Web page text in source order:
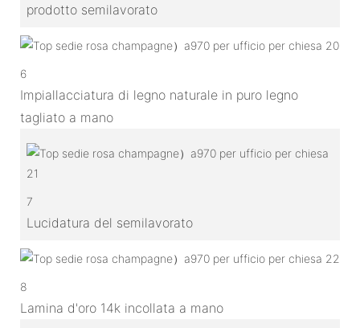
prodotto semilavorato
6
Impiallacciatura di legno naturale in puro legno
tagliato a mano
7
Lucidatura del semilavorato
8
Lamina d'oro 14k incollata a mano